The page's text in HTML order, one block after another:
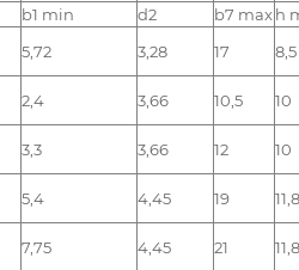
b1 min d2 b7 maxh
5,72 3,28 17
8,5
2,4 3,66 10,5
10
3,3 3,66 12
10
5,4 4,45 19
11,8
7,75 4,45 21
11,8